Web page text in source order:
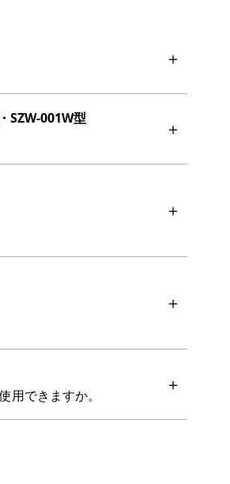
SZW-001W型
用できますか。